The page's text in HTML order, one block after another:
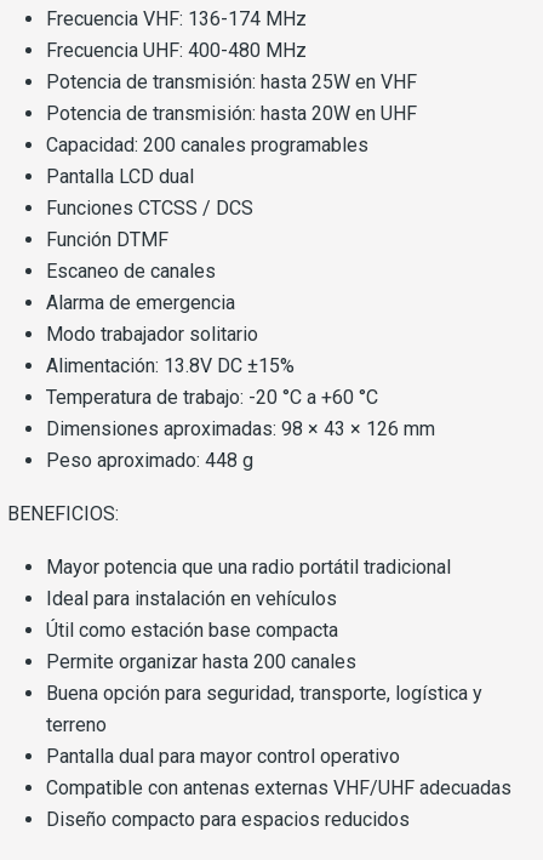
Frecuencia VHF: 136-174 MHz
Frecuencia UHF: 400-480 MHz
Potencia de transmisión: hasta 25W en VHF
Potencia de transmisión: hasta 20W en UHF
Capacidad: 200 canales programables
Pantalla LCD dual
Funciones CTCSS / DCS
Función DTMF
Escaneo de canales
Alarma de emergencia
Modo trabajador solitario
Alimentación: 13.8V DC ±15%
Temperatura de trabajo: -20 °C a +60 °C
Dimensiones aproximadas: 98 × 43 × 126 mm
Peso aproximado: 448 g
BENEFICIOS:
Mayor potencia que una radio portátil tradicional
Ideal para instalación en vehículos
Útil como estación base compacta
Permite organizar hasta 200 canales
Buena opción para seguridad, transporte, logística y
terreno
Pantalla dual para mayor control operativo
Compatible con antenas externas VHF/UHF adecuadas
Diseño compacto para espacios reducidos